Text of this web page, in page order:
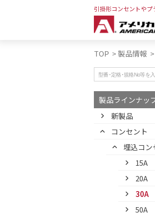
引掛形コンセントやプ
TOP >製品情報 >
製品ラインナッ
新製品
コンセント
埋込コン
15A
20A
30A
50A